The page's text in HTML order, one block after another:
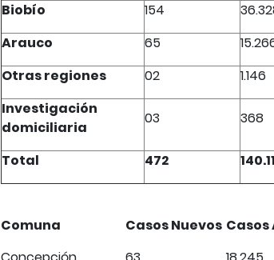
Biobío
154
Arauco
65
Otras regiones
02 1.146
Investigación
domiciliaria
03 368
Total 472
Comuna Casos Nuevos